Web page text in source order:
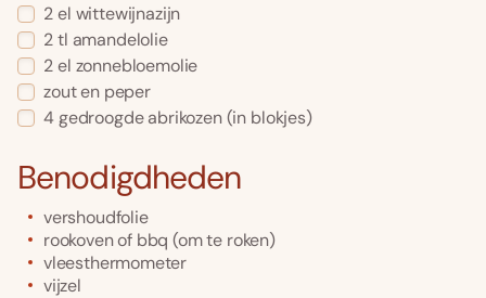
2el wittewijnazijn
2tl amandelolie
2el zonnebloemolie
zout en peper
4gedroogde abrikozen(in blokjes)
Benodigdheden
vershoudfolie
rookoven of bbq (om te roken)
vleesthermometer
vijzel